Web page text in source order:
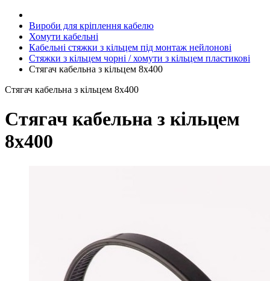
Вироби для кріплення кабелю
Хомути кабельні
Кабельні стяжки з кільцем під монтаж нейлонові
Стяжки з кільцем чорні / хомути з кільцем пластикові
Стягач кабельна з кільцем 8x400
Стягач кабельна з кільцем 8x400
Стягач кабельна з кільцем
8x400